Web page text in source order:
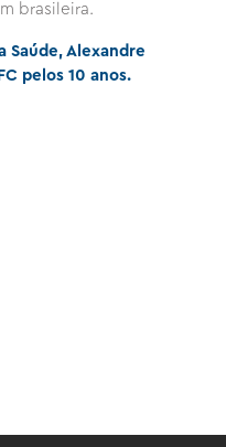
brasileira.
Saúde, Alexandre
pelos 10 anos.